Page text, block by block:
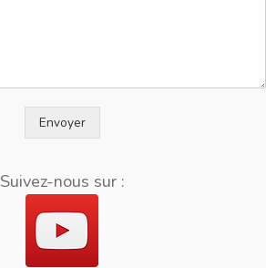
Envoyer
Suivez-nous sur :